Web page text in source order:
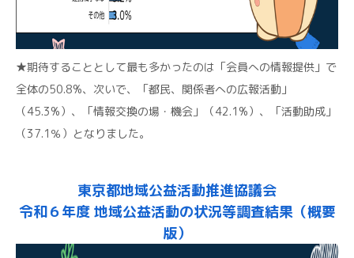
★期待することとして最も多かったのは「会員への情報提供」で
全体の50.8%、次いで、「都民、関係者への広報活動」
（45.3%）、「情報交換の場・機会」（42.1%）、「活動助成」
（37.1％）となりました。
東京都地域公益活動推進協議会
令和６年度 地域公益活動の状況等調査結果（概要
版）